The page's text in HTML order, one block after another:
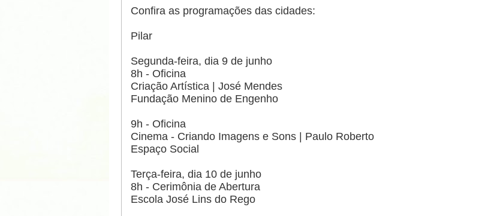
Confira as programações das cidades:
Pilar
Segunda-feira, dia 9 de junho
8h - Oficina
Criação Artística | José Mendes
Fundação Menino de Engenho
9h - Oficina
Cinema - Criando Imagens e Sons | Paulo Roberto
Espaço Social
Terça-feira, dia 10 de junho
8h - Cerimônia de Abertura
Escola José Lins do Rego